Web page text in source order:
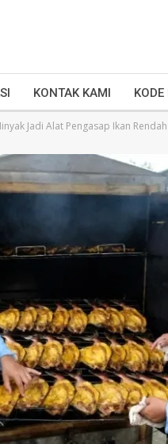
KONTAK KAMI KODE
Jadi Alat Pengasap Ikan